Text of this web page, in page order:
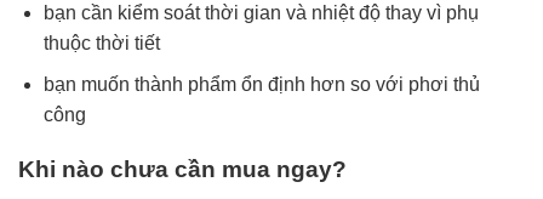
bạn cần kiểm soát thời gian và nhiệt độ thay vì phụ
thuộc thời tiết
bạn muốn thành phẩm ổn định hơn so với phơi thủ
công
Khi nào chưa cần mua ngay?